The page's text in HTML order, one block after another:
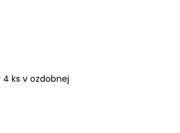
ks v ozdobnej